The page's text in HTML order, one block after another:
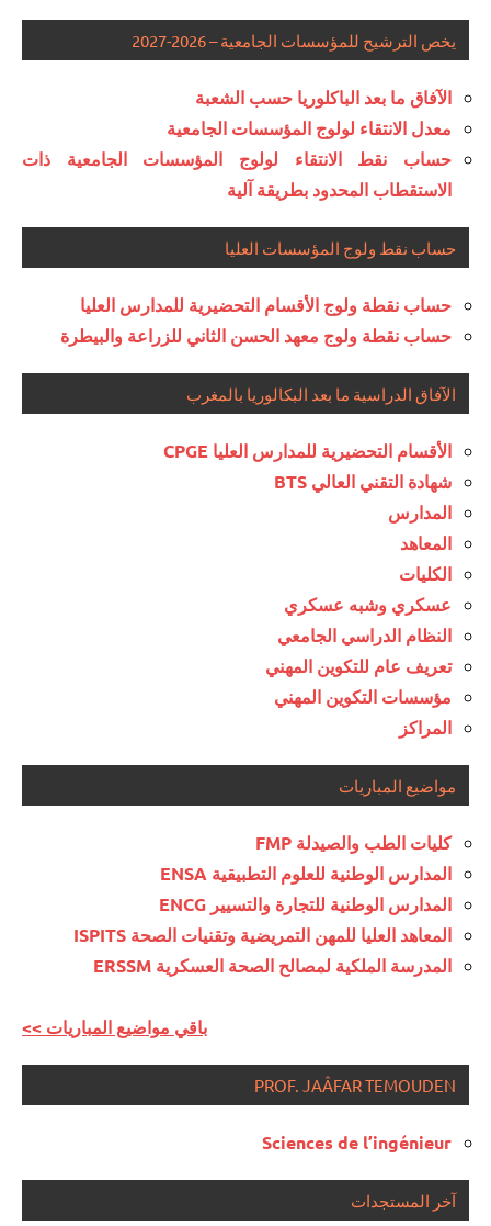
يخص الترشيح للمؤسسات الجامعية – 2026-2027
الآفاق ما بعد الباكلوريا حسب الشعبة
معدل الانتقاء لولوج المؤسسات الجامعية
حساب نقط الانتقاء لولوج المؤسسات الجامعية ذات
الاستقطاب المحدود بطريقة آلية
حساب نقط ولوج المؤسسات العليا
حساب نقطة ولوج الأقسام التحضيرية للمدارس العليا
حساب نقطة ولوج معهد الحسن الثاني للزراعة والبيطرة
الآفاق الدراسية ما بعد البكالوريا بالمغرب
الأقسام التحضيرية للمدارس العليا CPGE
شهادة التقني العالي BTS
المدارس
المعاهد
الكليات
عسكري وشبه عسكري
النظام الدراسي الجامعي
تعريف عام للتكوين المهني
مؤسسات التكوين المهني
المراكز
مواضيع المباريات
كليات الطب والصيدلة FMP
المدارس الوطنية للعلوم التطبيقية ENSA
المدارس الوطنية للتجارة والتسيير ENCG
المعاهد العليا للمهن التمريضية وتقنيات الصحة ISPITS
المدرسة الملكية لمصالح الصحة العسكرية ERSSM
<< باقي مواضيع المباريات
PROF. JAÂFAR TEMOUDEN
Sciences de l’ingénieur
آخر المستجدات